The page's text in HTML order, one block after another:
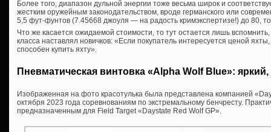
Более того, диапазон дульной энергии тоже весьма широк и
жестким оружейным законодательством, вроде германского или
5,5 фут-фунтов (7.45668 джоуля — на радость кримэкспертизе!) до 80,
Что же касается ожидаемой стоимости, то тут остается лишь
класса наставлял новичков: «Если покупатель интересуется ценой
способен купить яхту».
Пневматическая винтовка «Alpha Wolf Blue»:
Изображенная на фото красотулька была представлена компанией
октября 2023 года соревнованиям по экстремальному бенчресту.
предназначенным для Field Target «Daystate Red Wolf GP».